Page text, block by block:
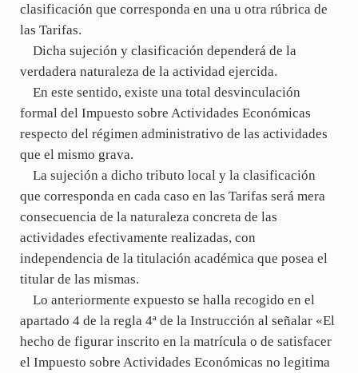
clasificación que corresponda en una u otra rúbrica de
las Tarifas.
Dicha sujeción y clasificación dependerá de la
verdadera naturaleza de la actividad ejercida.
En este sentido, existe una total desvinculación
formal del Impuesto sobre Actividades Económicas
respecto del régimen administrativo de las actividades
que el mismo grava.
La sujeción a dicho tributo local y la clasificación
que corresponda en cada caso en las Tarifas será mera
consecuencia de la naturaleza concreta de las
actividades efectivamente realizadas, con
independencia de la titulación académica que posea el
titular de las mismas.
Lo anteriormente expuesto se halla recogido en el
apartado 4 de la regla 4ª de la Instrucción al señalar «El
hecho de figurar inscrito en la matrícula o de satisfacer
el Impuesto sobre Actividades Económicas no legitima